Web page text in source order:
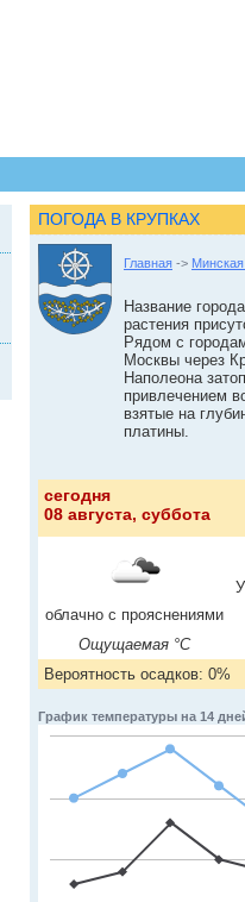
ПОГОДА В КРУПКАХ
Главная ->
Название
растения
Рядом с
Москвы через
Наполеона
привлечением
взятые на
платины.
сегодня
08 августа, суббота
облачно с прояснениями
Ощущаемая °C
Вероятность осадков: 0%
График температуры на 14